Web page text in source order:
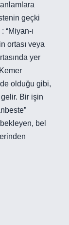
geçki
“Miyan-ı
ortası veya
yer
olduğu gibi,
Bir işin
bel